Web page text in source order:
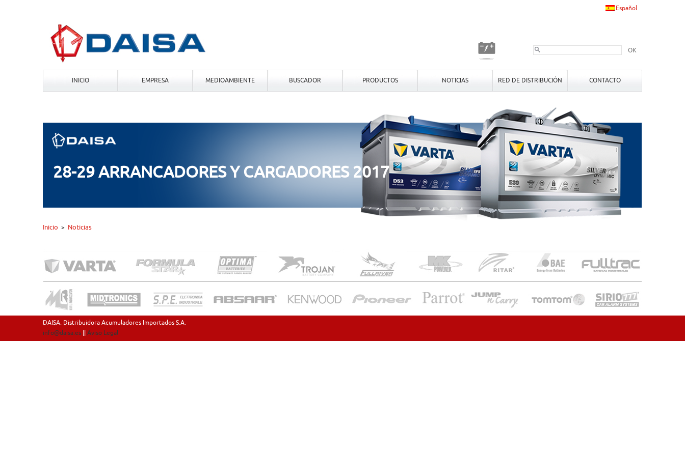
INICIO EMPRESA MEDIOAMBIENTE BUSCADOR PRODUCTOS NOTICIAS RED DE DISTRIBUCIÓN CONTACTO
Español
OK
28-29 ARRANCADORES Y CARGADORES 2017
Inicio > Noticias
DAISA. Distribuidora Acumuladores Importados S.A.
info@daisa.es
Aviso Legal